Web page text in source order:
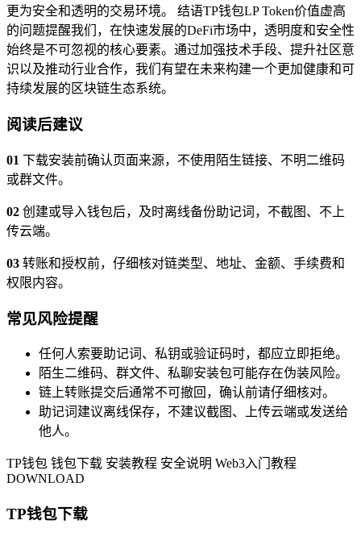
更为安全和透明的交易环境。 结语TP钱包LP Token价值虚高
的问题提醒我们，在快速发展的DeFi市场中，透明度和安全性
始终是不可忽视的核心要素。通过加强技术手段、提升社区意
识以及推动行业合作，我们有望在未来构建一个更加健康和可
持续发展的区块链生态系统。
阅读后建议
01 下载安装前确认页面来源，不使用陌生链接、不明二维码
或群文件。
02 创建或导入钱包后，及时离线备份助记词，不截图、不上
传云端。
03 转账和授权前，仔细核对链类型、地址、金额、手续费和
权限内容。
常见风险提醒
任何人索要助记词、私钥或验证码时，都应立即拒绝。
陌生二维码、群文件、私聊安装包可能存在伪装风险。
链上转账提交后通常不可撤回，确认前请仔细核对。
助记词建议离线保存，不建议截图、上传云端或发送给
他人。
TP钱包 钱包下载 安装教程 安全说明 Web3入门教程
DOWNLOAD
TP钱包下载